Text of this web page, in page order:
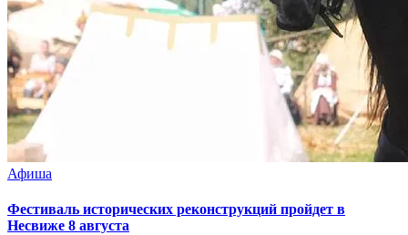
Афиша
Фестиваль исторических реконструкций пройдет в
Несвиже 8 августа